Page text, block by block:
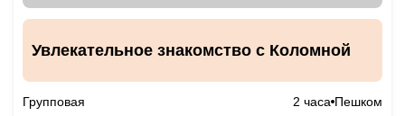
Увлекательное знакомство с Коломной
Групповая 2 часа Пешком